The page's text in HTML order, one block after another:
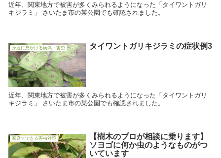
近年、関東地方で被害が多くみられるようになった「タイワントガリ
キジラミ」 さいたま市の某公園でも確認されました。
身近に見かける病気・害虫 タイワントガリキジラミの症状例3
近年、関東地方で被害が多くみられるようになった「タイワントガリ
キジラミ」 さいたま市の某公園でも確認されました。
家庭でできる害虫対策
【樹木のプロが相談に乗ります】
ソヨゴに何か虫のようなものがつ
いています